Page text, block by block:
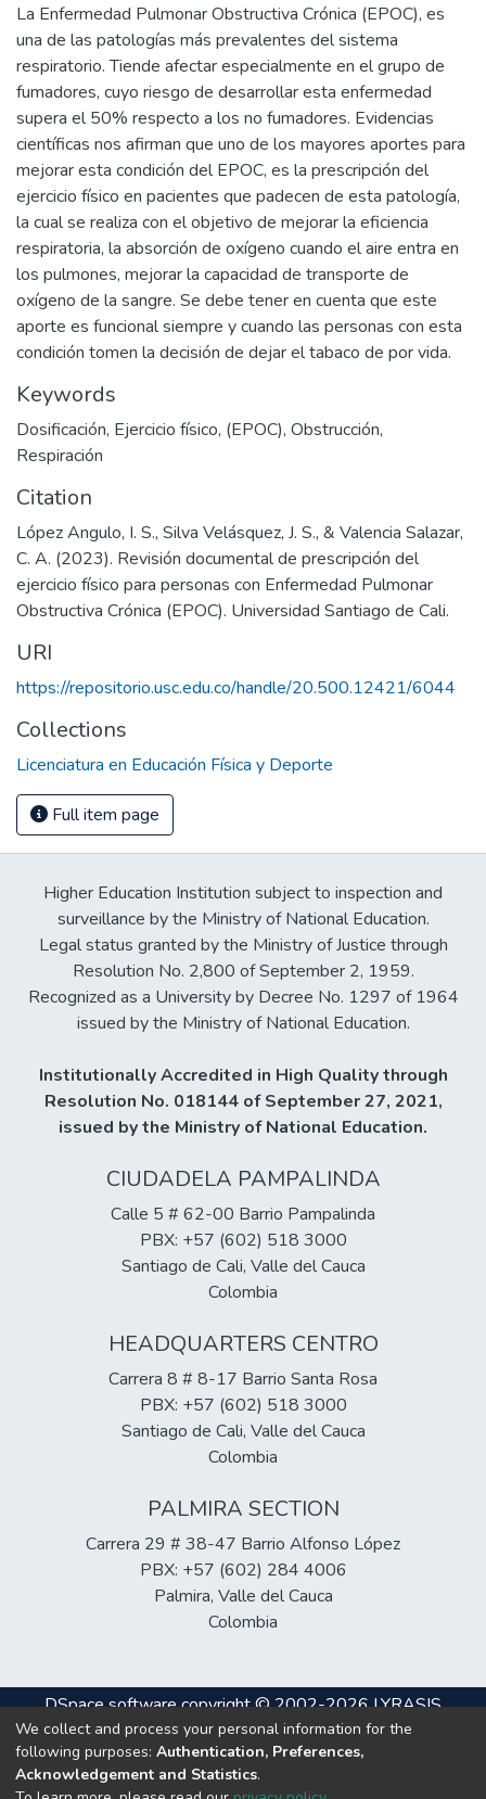
La Enfermedad Pulmonar Obstructiva Crónica (EPOC), es
una de las patologías más prevalentes del sistema
respiratorio. Tiende afectar especialmente en el grupo de
fumadores, cuyo riesgo de desarrollar esta enfermedad
supera el 50% respecto a los no fumadores. Evidencias
científicas nos afirman que uno de los mayores aportes para
mejorar esta condición del EPOC, es la prescripción del
ejercicio físico en pacientes que padecen de esta patología,
la cual se realiza con el objetivo de mejorar la eficiencia
respiratoria, la absorción de oxígeno cuando el aire entra en
los pulmones, mejorar la capacidad de transporte de
oxígeno de la sangre. Se debe tener en cuenta que este
aporte es funcional siempre y cuando las personas con esta
condición tomen la decisión de dejar el tabaco de por vida.
Keywords
Dosificación, Ejercicio físico, (EPOC), Obstrucción,
Respiración
Citation
López Angulo, I. S., Silva Velásquez, J. S., & Valencia Salazar,
C. A. (2023). Revisión documental de prescripción del
ejercicio físico para personas con Enfermedad Pulmonar
Obstructiva Crónica (EPOC). Universidad Santiago de Cali.
URI
https://repositorio.usc.edu.co/handle/20.500.12421/6044
Collections
Licenciatura en Educación Física y Deporte
Full item page
Higher Education Institution subject to inspection and
surveillance by the Ministry of National Education.
Legal status granted by the Ministry of Justice through
Resolution No. 2,800 of September 2, 1959.
Recognized as a University by Decree No. 1297 of 1964
issued by the Ministry of National Education.
Institutionally Accredited in High Quality through
Resolution No. 018144 of September 27, 2021,
issued by the Ministry of National Education.
CIUDADELA PAMPALINDA
Calle 5 # 62-00 Barrio Pampalinda
PBX: +57 (602) 518 3000
Santiago de Cali, Valle del Cauca
Colombia
HEADQUARTERS CENTRO
Carrera 8 # 8-17 Barrio Santa Rosa
PBX: +57 (602) 518 3000
Santiago de Cali, Valle del Cauca
Colombia
PALMIRA SECTION
Carrera 29 # 38-47 Barrio Alfonso López
PBX: +57 (602) 284 4006
Palmira, Valle del Cauca
Colombia
DSpace softwarecopyright © 2002-2026LYRASIS
Cookie
settings
Privacy
policy
End User
Agreement
Send
We collect and process your personal information for the
following purposes: Authentication, Preferences,
Acknowledgement and Statistics.